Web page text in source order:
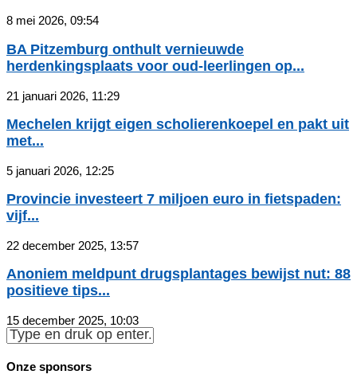
8 mei 2026, 09:54
BA Pitzemburg onthult vernieuwde
herdenkingsplaats voor oud-leerlingen op...
21 januari 2026, 11:29
Mechelen krijgt eigen scholierenkoepel en pakt uit
met...
5 januari 2026, 12:25
Provincie investeert 7 miljoen euro in fietspaden:
vijf...
22 december 2025, 13:57
Anoniem meldpunt drugsplantages bewijst nut: 88
positieve tips...
15 december 2025, 10:03
Onze sponsors